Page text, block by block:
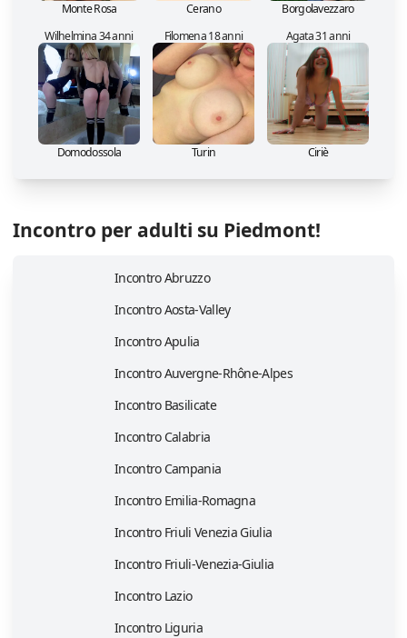
Monte Rosa Cerano
Borgolavezzaro
Wilhelmina 34 anni
Domodossola
Filomena 18 anni
Turin
Agata 31 anni
Ciriè
Incontro per adulti su Piedmont!
Incontro Abruzzo
Incontro Aosta-Valley
Incontro Apulia
Incontro Auvergne-Rhône-Alpes
Incontro Basilicate
Incontro Calabria
Incontro Campania
Incontro Emilia-Romagna
Incontro Friuli Venezia Giulia
Incontro Friuli-Venezia-Giulia
Incontro Lazio
Incontro Liguria